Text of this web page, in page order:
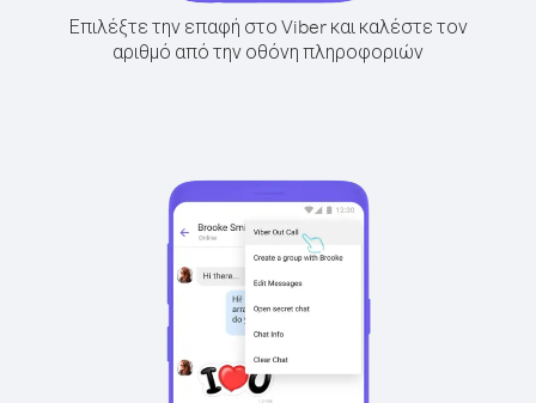
Επιλέξτε την επαφή στο Viber και καλέστε τον
αριθμό από την οθόνη πληροφοριών